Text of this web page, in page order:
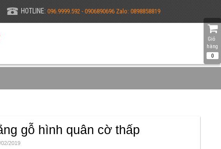
HOTLINE: 096.9999.592 - 0906890696 Zalo: 0898858819
gỗ hình quân cờ thấp
02/2019
Giỏ
hàng
0